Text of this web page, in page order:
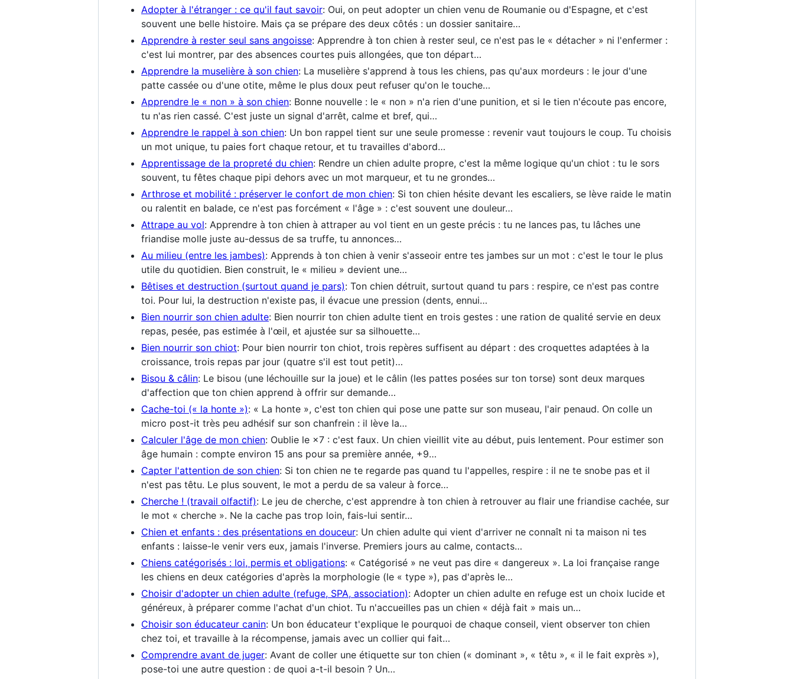
Adopter à l'étranger : ce qu'il faut savoir: Oui, on peut adopter un chien venu de Roumanie ou d'Espagne, et c'est
souvent une belle histoire. Mais ça se prépare des deux côtés : un dossier sanitaire…
Apprendre à rester seul sans angoisse: Apprendre à ton chien à rester seul, ce n'est pas le « détacher » ni l'enfermer :
c'est lui montrer, par des absences courtes puis allongées, que ton départ…
Apprendre la muselière à son chien: La muselière s'apprend à tous les chiens, pas qu'aux mordeurs : le jour d'une
patte cassée ou d'une otite, même le plus doux peut refuser qu'on le touche…
Apprendre le « non » à son chien: Bonne nouvelle : le « non » n'a rien d'une punition, et si le tien n'écoute pas encore,
tu n'as rien cassé. C'est juste un signal d'arrêt, calme et bref, qui…
Apprendre le rappel à son chien: Un bon rappel tient sur une seule promesse : revenir vaut toujours le coup. Tu choisis
un mot unique, tu paies fort chaque retour, et tu travailles d'abord…
Apprentissage de la propreté du chien: Rendre un chien adulte propre, c'est la même logique qu'un chiot : tu le sors
souvent, tu fêtes chaque pipi dehors avec un mot marqueur, et tu ne grondes…
Arthrose et mobilité : préserver le confort de mon chien: Si ton chien hésite devant les escaliers, se lève raide le matin
ou ralentit en balade, ce n'est pas forcément « l'âge » : c'est souvent une douleur…
Attrape au vol: Apprendre à ton chien à attraper au vol tient en un geste précis : tu ne lances pas, tu lâches une
friandise molle juste au-dessus de sa truffe, tu annonces…
Au milieu (entre les jambes): Apprends à ton chien à venir s'asseoir entre tes jambes sur un mot : c'est le tour le plus
utile du quotidien. Bien construit, le « milieu » devient une…
Bêtises et destruction (surtout quand je pars): Ton chien détruit, surtout quand tu pars : respire, ce n'est pas contre
toi. Pour lui, la destruction n'existe pas, il évacue une pression (dents, ennui…
Bien nourrir son chien adulte: Bien nourrir ton chien adulte tient en trois gestes : une ration de qualité servie en deux
repas, pesée, pas estimée à l'œil, et ajustée sur sa silhouette…
Bien nourrir son chiot: Pour bien nourrir ton chiot, trois repères suffisent au départ : des croquettes adaptées à la
croissance, trois repas par jour (quatre s'il est tout petit)…
Bisou & câlin: Le bisou (une léchouille sur la joue) et le câlin (les pattes posées sur ton torse) sont deux marques
d'affection que ton chien apprend à offrir sur demande…
Cache-toi (« la honte »): « La honte », c'est ton chien qui pose une patte sur son museau, l'air penaud. On colle un
micro post-it très peu adhésif sur son chanfrein : il lève la…
Calculer l'âge de mon chien: Oublie le ×7 : c'est faux. Un chien vieillit vite au début, puis lentement. Pour estimer son
âge humain : compte environ 15 ans pour sa première année, +9…
Capter l'attention de son chien: Si ton chien ne te regarde pas quand tu l'appelles, respire : il ne te snobe pas et il
n'est pas têtu. Le plus souvent, le mot a perdu de sa valeur à force…
Cherche ! (travail olfactif): Le jeu de cherche, c'est apprendre à ton chien à retrouver au flair une friandise cachée, sur
le mot « cherche ». Ne la cache pas trop loin, fais-lui sentir…
Chien et enfants : des présentations en douceur: Un chien adulte qui vient d'arriver ne connaît ni ta maison ni tes
enfants : laisse-le venir vers eux, jamais l'inverse. Premiers jours au calme, contacts…
Chiens catégorisés : loi, permis et obligations: « Catégorisé » ne veut pas dire « dangereux ». La loi française range
les chiens en deux catégories d'après la morphologie (le « type »), pas d'après le…
Choisir d'adopter un chien adulte (refuge, SPA, association): Adopter un chien adulte en refuge est un choix lucide et
généreux, à préparer comme l'achat d'un chiot. Tu n'accueilles pas un chien « déjà fait » mais un…
Choisir son éducateur canin: Un bon éducateur t'explique le pourquoi de chaque conseil, vient observer ton chien
chez toi, et travaille à la récompense, jamais avec un collier qui fait…
Comprendre avant de juger: Avant de coller une étiquette sur ton chien (« dominant », « têtu », « il le fait exprès »),
pose-toi une autre question : de quoi a-t-il besoin ? Un…